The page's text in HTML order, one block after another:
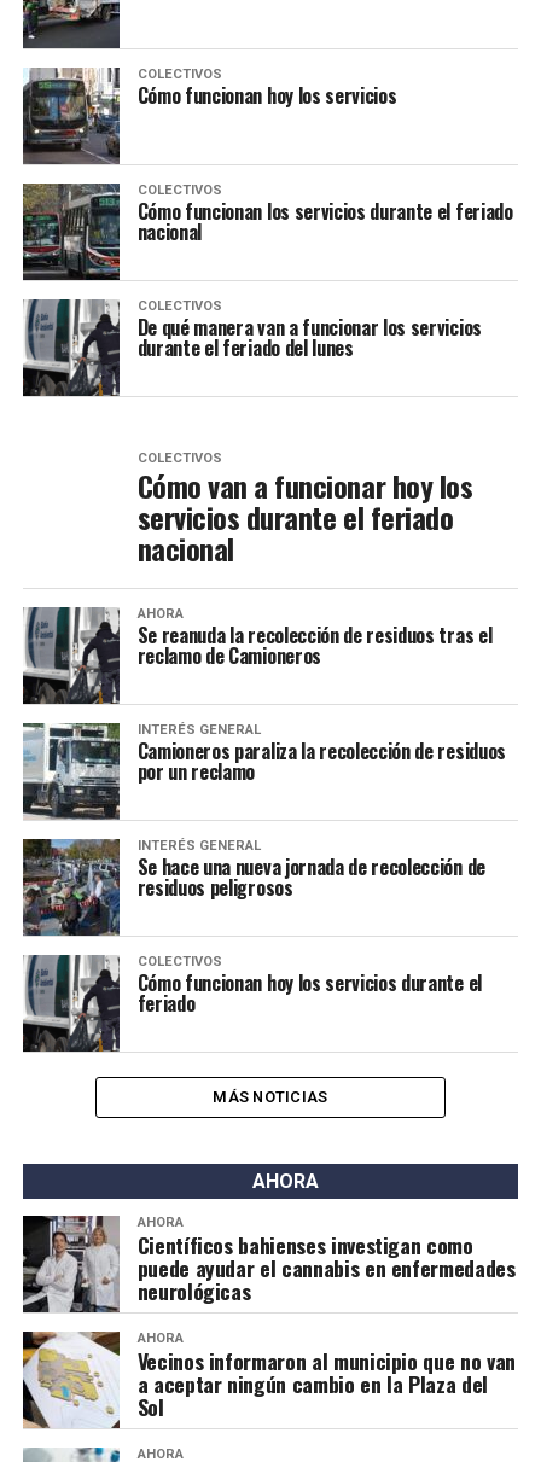
COLECTIVOS
Cómo funcionan hoy los servicios
COLECTIVOS
Cómo funcionan los servicios durante el feriado
nacional
COLECTIVOS
De qué manera van a funcionar los servicios
durante el feriado del lunes
COLECTIVOS
Cómo van a funcionar hoy los
servicios durante el feriado
nacional
AHORA
Se reanuda la recolección de residuos tras el
reclamo de Camioneros
INTERÉS GENERAL
Camioneros paraliza la recolección de residuos
por un reclamo
INTERÉS GENERAL
Se hace una nueva jornada de recolección de
residuos peligrosos
COLECTIVOS
Cómo funcionan hoy los servicios durante el
feriado
MÁS NOTICIAS
AHORA
AHORA
Científicos bahienses investigan como
puede ayudar el cannabis en enfermedades
neurológicas
AHORA
Vecinos informaron al municipio que no van
a aceptar ningún cambio en la Plaza del
Sol
AHORA